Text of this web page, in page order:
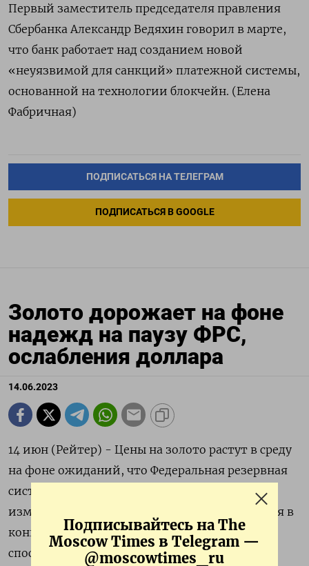
Подписывайтесь на The
Moscow Times в Telegram —
@moscowtimes_ru
Первый заместитель председателя правления
Сбербанка Александр Ведяхин говорил в марте,
что банк работает над созданием новой
«неуязвимой для санкций» платежной системы,
основанной на технологии блокчейн. (Елена
Фабричная)
ПОДПИСАТЬСЯ НА ТЕЛЕГРАМ
ПОДПИСАТЬСЯ В GOOGLE
Золото дорожает на фоне
надежд на паузу ФРС,
ослабления доллара
14.06.2023
14 июн (Рейтер) - Цены на золото растут в среду
на фоне ожиданий, что Федеральная резервная
система сохранит процентные ставки без
изменений на заседании, которое завершится в
конце дня. Ослабление доллара также
способствовало росту цен на слитки.